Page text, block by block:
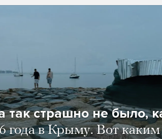
так страшно не было,
года в Крыму. Вот каким